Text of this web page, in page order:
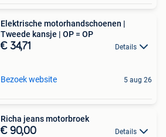
Elektrische motorhandschoenen |
Tweede kansje | OP = OP
€ 34,71 Details
Bezoek website 5 aug 26
Richa jeans motorbroek
€ 90,00 Details